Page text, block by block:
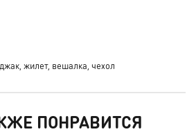
жилет, вешалка, чехол
ПОНРАВИТСЯ